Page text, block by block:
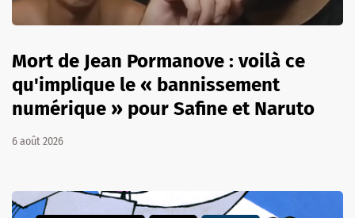
Mort de Jean Pormanove : voilà ce
qu'implique le « bannissement
numérique » pour Safine et Naruto
6 août 2026